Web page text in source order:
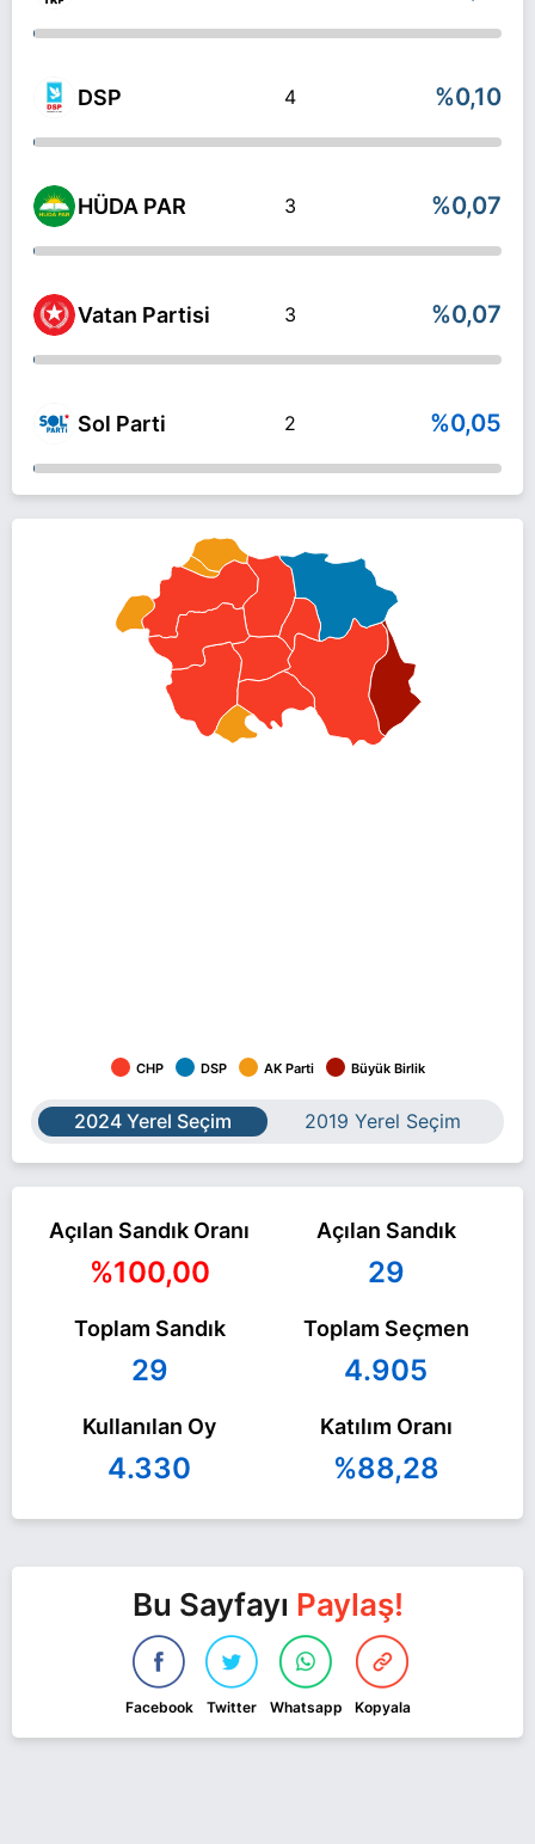
DSP 4 %0,10
HÜDA PAR 3 %0,07
Vatan Partisi 3 %0,07
Sol Parti 2 %0,05
CHP DSP AK Parti Büyük Birlik
2024 Yerel Seçim 2019 Yerel Seçim
Açılan Sandık Oranı
%100,00
Açılan Sandık
29
Toplam Sandık
29
Toplam Seçmen
4.905
Kullanılan Oy
4.330
Katılım Oranı
%88,28
Bu Sayfayı Paylaş!
Facebook Twitter Whatsapp Kopyala